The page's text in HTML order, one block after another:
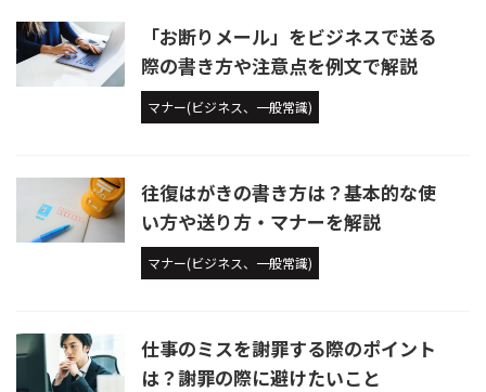
「お断りメール」をビジネスで送る
際の書き方や注意点を例文で解説
マナー(ビジネス、一般常識)
往復はがきの書き方は？基本的な使
い方や送り方・マナーを解説
マナー(ビジネス、一般常識)
仕事のミスを謝罪する際のポイント
は？謝罪の際に避けたいこと